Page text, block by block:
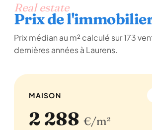
Real estate
Prix de
Prix médian au m² calculé sur 173
dernières années à Laurens.
MAISON
2 288 €/m²